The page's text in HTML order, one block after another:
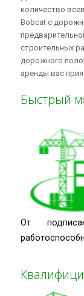
количество
Bobcat с
строительных
дорожного
аренды вас
Быстрый
От